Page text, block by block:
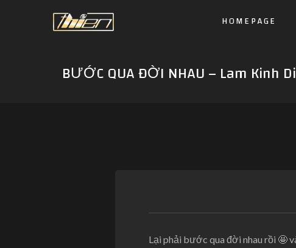
HOMEPAGE
BƯỚC QUA ĐỜI NHAU – Lam Kinh
Lại phải bước qua đời nhau rồi 🤩